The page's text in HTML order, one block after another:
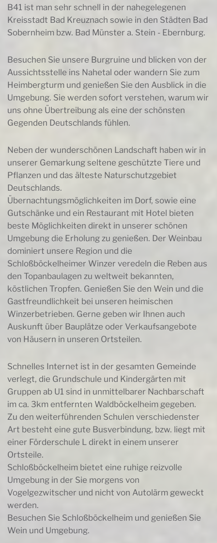
B41 ist man sehr schnell in der nahegelegenen
Kreisstadt Bad Kreuznach sowie in den Städten Bad
Sobernheim bzw. Bad Münster a. Stein - Ebernburg.
Besuchen Sie unsere Burgruine und blicken von der
Aussichtsstelle ins Nahetal oder wandern Sie zum
Heimbergturm und genießen Sie den Ausblick in die
Umgebung. Sie werden sofort verstehen, warum wir
uns ohne Übertreibung als eine der schönsten
Gegenden Deutschlands fühlen.
Neben der wunderschönen Landschaft haben wir in
unserer Gemarkung seltene geschützte Tiere und
Pflanzen und das älteste Naturschutzgebiet
Deutschlands.
Übernachtungsmöglichkeiten im Dorf, sowie eine
Gutschänke und ein Restaurant mit Hotel bieten
beste Möglichkeiten direkt in unserer schönen
Umgebung die Erholung zu genießen. Der Weinbau
dominiert unsere Region und die
Schloßböckelheimer Winzer veredeln die Reben aus
den Topanbaulagen zu weltweit bekannten,
köstlichen Tropfen. Genießen Sie den Wein und die
Gastfreundlichkeit bei unseren heimischen
Winzerbetrieben. Gerne geben wir Ihnen auch
Auskunft über Bauplätze oder Verkaufsangebote
von Häusern in unseren Ortsteilen.
Schnelles Internet ist in der gesamten Gemeinde
verlegt, die Grundschule und Kindergärten mit
Gruppen ab U1 sind in unmittelbarer Nachbarschaft
im ca. 3km entfernten Waldböckelheim gegeben.
Zu den weiterführenden Schulen verschiedenster
Art besteht eine gute Busverbindung, bzw. liegt mit
einer Förderschule L direkt in einem unserer
Ortsteile.
Schloßböckelheim bietet eine ruhige reizvolle
Umgebung in der Sie morgens von
Vogelgezwitscher und nicht von Autolärm geweckt
werden.
Besuchen Sie Schloßböckelheim und genießen Sie
Wein und Umgebung.